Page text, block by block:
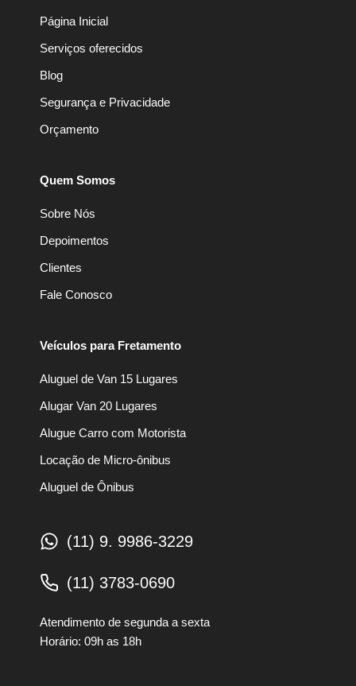
Página Inicial
Serviços oferecidos
Blog
Segurança e Privacidade
Orçamento
Quem Somos
Sobre Nós
Depoimentos
Clientes
Fale Conosco
Veículos para Fretamento
Aluguel de Van 15 Lugares
Alugar Van 20 Lugares
Alugue Carro com Motorista
Locação de Micro-ônibus
Aluguel de Ônibus
(11) 9. 9986-3229
(11) 3783-0690
Atendimento de segunda a sexta
Horário: 09h as 18h